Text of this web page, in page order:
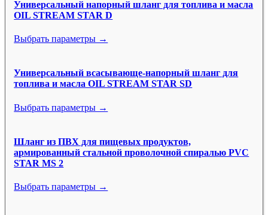
Универсальный напорный шланг для топлива и масла
OIL STREAM STAR D
Выбрать параметры →
Универсальный всасывающе-напорный шланг для
топлива и масла OIL STREAM STAR SD
Выбрать параметры →
Шланг из ПВХ для пищевых продуктов,
армированный стальной проволочной спиралью PVC
STAR MS 2
Выбрать параметры →